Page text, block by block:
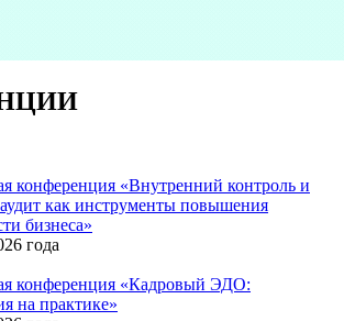
конференция «Внутренний контроль и
как инструменты повышения
бизнеса»
года
конференция «Кадровый ЭДО:
на практике»